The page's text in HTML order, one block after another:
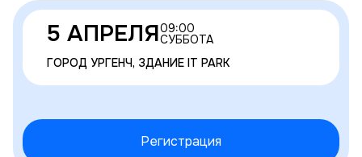
5 АПРЕЛЯ09:00
СУББОТА
ГОРОД УРГЕНЧ, ЗДАНИЕ IT PARK
Ждём вас в
Хорезме!
Регистрация